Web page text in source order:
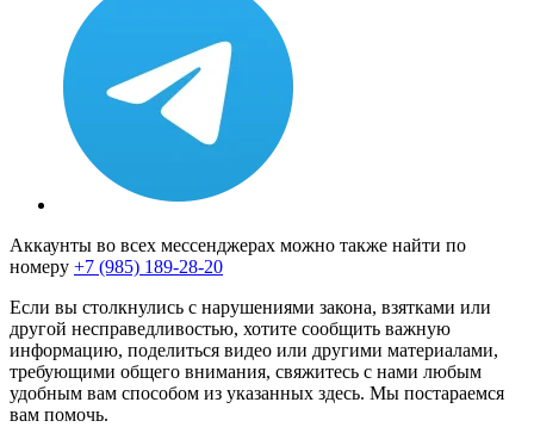
Аккаунты во всех мессенджерах можно также найти по
номеру +7 (985) 189-28-20
Если вы столкнулись с нарушениями закона, взятками или
другой несправедливостью, хотите сообщить важную
информацию, поделиться видео или другими материалами,
требующими общего внимания, свяжитесь с нами любым
удобным вам способом из указанных здесь. Мы постараемся
вам помочь.